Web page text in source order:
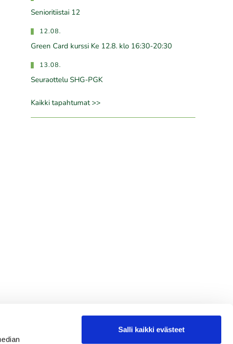
Salli kaikki evästeet
Senioritiistai 12
12.08.
Green Card kurssi Ke 12.8. klo 16:30-20:30
13.08.
Seuraottelu SHG-PGK
Kaikki tapahtumat >>